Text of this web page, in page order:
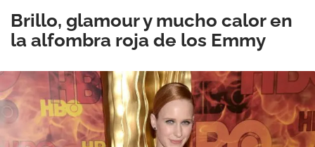
Brillo, glamour y mucho calor en
la alfombra roja de los Emmy